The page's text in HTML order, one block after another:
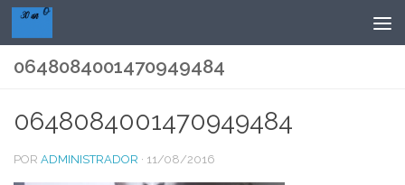
0648084001470949484
0648084001470949484
POR ADMINISTRADOR · 11/08/2016